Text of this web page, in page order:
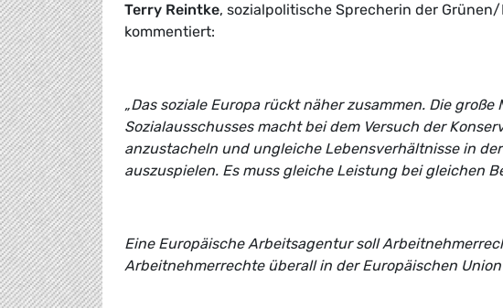
Terry Reintke, sozialpolitische Sprecherin der
kommentiert:
„Das soziale Europa rückt näher zusammen. Die
Sozialausschusses macht bei dem Versuch der
anzustacheln und ungleiche Lebensverhältnisse in
auszuspielen. Es muss gleiche Leistung bei gleichen
Eine Europäische Arbeitsagentur soll
Arbeitnehmerrechte überall in der Europäischen